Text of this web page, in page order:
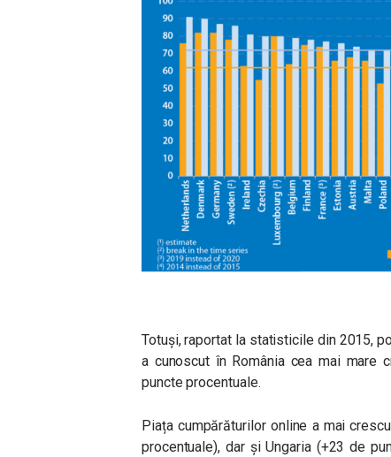
Totuși, raportat la statisticile din 2015,
a cunoscut în România cea mai mare
puncte procentuale.
Piața cumpărăturilor online a mai
procentuale), dar și Ungaria (+23 de